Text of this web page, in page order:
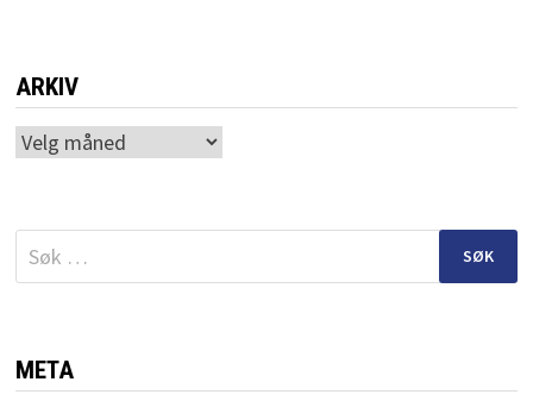
ARKIV
Arkiv
Søk
etter:
META